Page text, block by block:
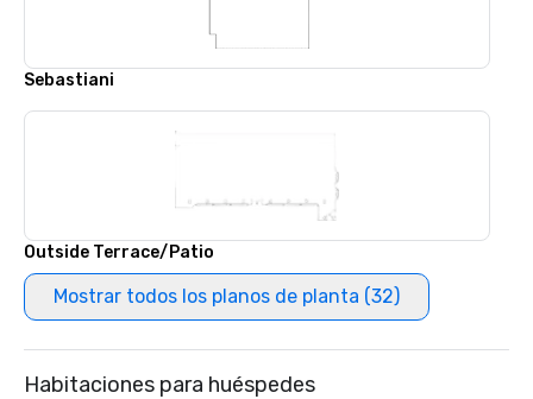
Sebastiani
Outside Terrace/Patio
Mostrar todos los planos de planta (32)
Habitaciones para huéspedes